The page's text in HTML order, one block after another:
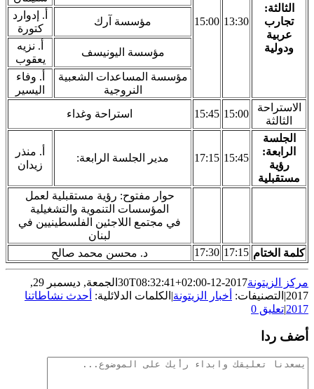
الثالثة:
تجارب
عربية
ودولية
13:30
15:00
مؤسسة آرك
أ. إدوارد
كتورة
مؤسسة اليونيسف
أ. نزيه
يعقوب
مؤسسة المساعدات الشعبية
النروجية
أ. وفاء
اليسير
الاستراحة
الثالثة
15:00
15:45 استراحة وغداء
الجلسة
الرابعة:
رؤية
مستقبلية
15:45
17:15 مدير الجلسة الرابعة:
أ. منذر
زيدان
حوار مفتوح: رؤية مستقبلية لعمل
المؤسسات التنموية والتشغيلية
في مجتمع اللاجئين الفلسطينيين في
لبنان
كلمة الختام 17:15
17:30 د. محسن محمد صالح
مركز الزيتونة2017-12-30T08:32:41+02:00
الجمعة, ديسمبر 29,
2017
| التصنيفات: أخبار الزيتونة| الكلمات الدلائلية: أحدث نشاطاتنا
2017
|تعليق 0
أضف ردا
تعليقات